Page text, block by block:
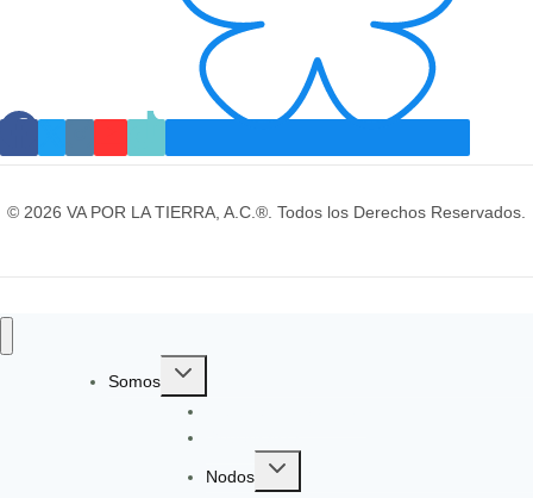
© 2026 VA POR LA TIERRA, A.C.®. Todos los Derechos Reservados.
Somos
Toggle
child
menu
Nodos
Toggle
child